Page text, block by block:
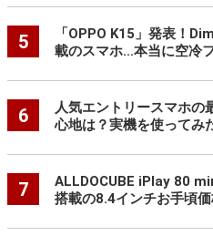
5
「OPPO K15」発表！
載のスマホ…本当に空冷
6
人気エントリースマホ
心地は？実機を使ってみ
7
ALLDOCUBE iPlay 80
搭載の8.4インチお手頃